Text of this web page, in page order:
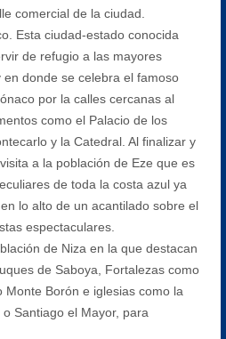
comercial de la ciudad.
Esta ciudad-estado conocida
de refugio a las mayores
donde se celebra el famoso
por la calles cercanas al
como el Palacio de los
y la Catedral. Al finalizar y
a la población de Eze que es
de toda la costa azul ya
lo alto de un acantilado sobre el
espectaculares.
de Niza en la que destacan
de Saboya, Fortalezas como
Monte Borón e iglesias como la
Santiago el Mayor, para